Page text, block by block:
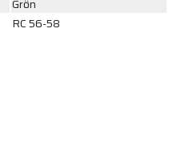
Grön
RC 56-58